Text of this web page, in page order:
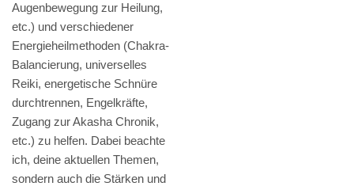
Augenbewegung zur Heilung,
etc.) und verschiedener
Energieheilmethoden (Chakra-
Balancierung, universelles
Reiki, energetische Schnüre
durchtrennen, Engelkräfte,
Zugang zur Akasha Chronik,
etc.) zu helfen. Dabei beachte
ich, deine aktuellen Themen,
sondern auch die Stärken und